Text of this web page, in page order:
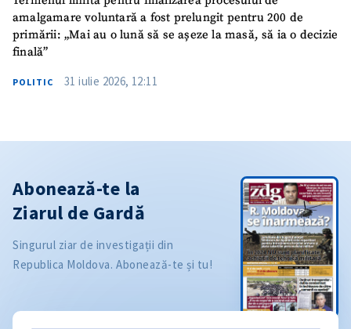
amalgamare voluntară a fost prelungit pentru 200 de
primării: „Mai au o lună să se așeze la masă, să ia o decizie
finală”
POLITIC 31 iulie 2026, 12:11
Abonează-te la
Ziarul de Gardă
Singurul ziar de investigații din
Republica Moldova. Abonează-te și tu!